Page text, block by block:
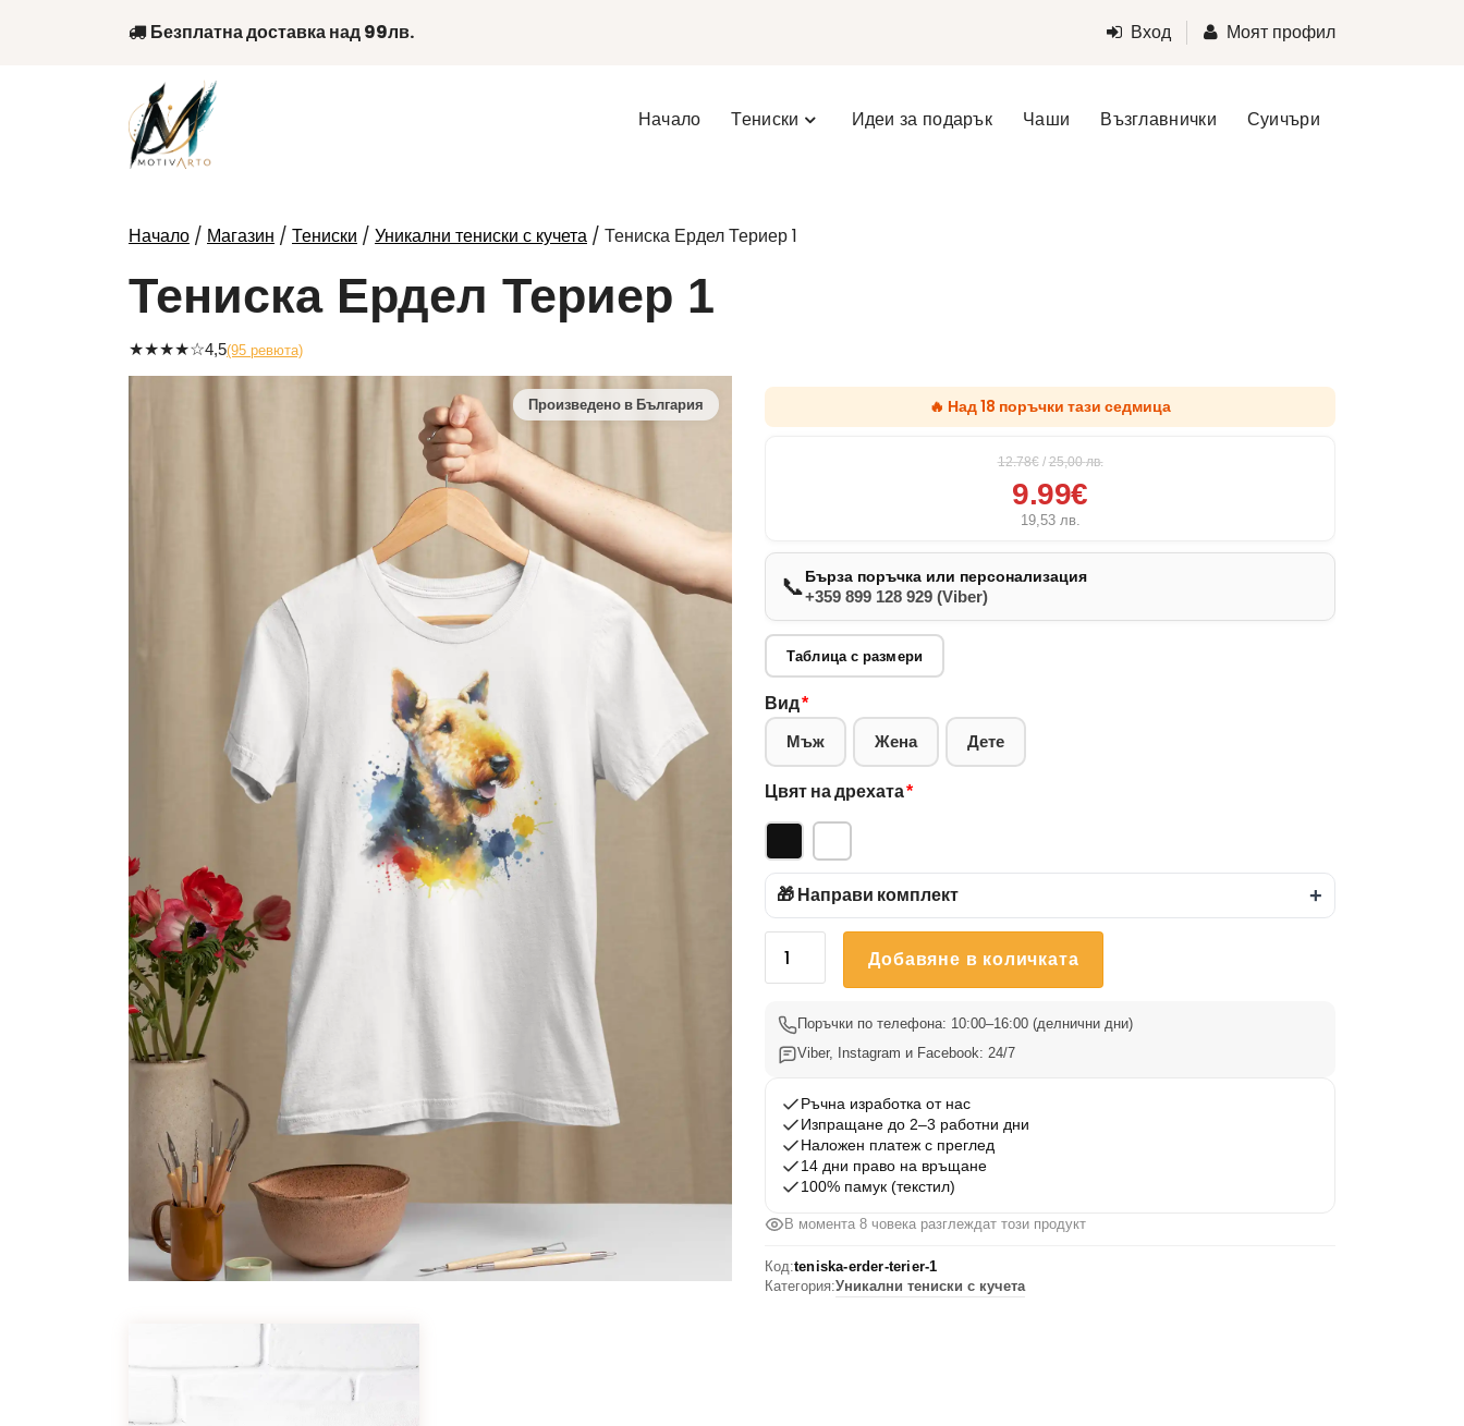
Безплатна доставка над 99лв. Вход Моят профил
Начало Тениски Идеи за подарък Чаши Възглавнички Суичъри
Начало / Магазин / Тениски / Уникални тениски с кучета / Тениска Ердел Териер 1
Тениска Ердел Териер 1
★★★★☆4,5(95 ревюта)
🔥 Над 18 поръчки тази седмица
12.78€ / 25,00лв.
9.99€
19,53 лв.
📞Бърза поръчка или персонализация
+359 899 128 929 (Viber)
Таблица с размери
Вид*
Мъж Жена Дете
Цвят на дрехата*
🎁 Направи комплект +
количество
Ердел
Териер
Добавяне в количката
Поръчки по телефона: 10:00–16:00 (делнични дни)
Viber, Instagram и Facebook: 24/7
Ръчна изработка от нас
Изпращане до 2–3 работни дни
Наложен платеж с преглед
14 дни право на връщане
100% памук (текстил)
В момента 8 човека разглеждат този продукт
Код:teniska-erder-terier-1
Категория:Уникални тениски с кучета